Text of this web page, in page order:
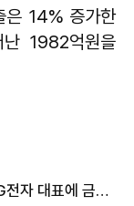
은 14% 증가한
1982억원을
산업부, 전자·IT의 날 기념식서 조주완 LG전자 대표에 금탑산업훈장